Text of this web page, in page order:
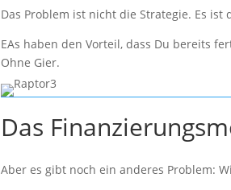
Das Problem ist nicht die Strategie. Es ist
EAs haben den Vorteil, dass Du bereits
Ohne Gier.
Das
Aber es gibt noch ein anderes Problem: